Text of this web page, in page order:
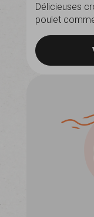
Délicieuses
poulet